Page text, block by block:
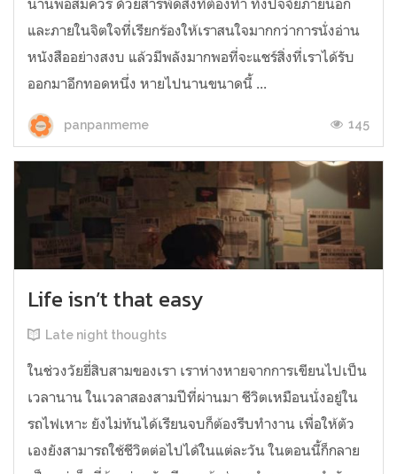
นานพอสมควร ด้วยสารพัดสิ่งที่ต้องทำ ทั้งปัจจัยภายนอก
และภายในจิตใจที่เรียกร้องให้เราสนใจมากกว่าการนั่งอ่าน
หนังสืออย่างสงบ แล้วมีพลังมากพอที่จะแชร์สิ่งที่เราได้รับ
ออกมาอีกทอดหนึ่ง หายไปนานขนาดนี้ ...
panpanmeme 145
Life isn’t that easy
Late night thoughts
ในช่วงวัยยี่สิบสามของเรา เราห่างหายจากการเขียนไปเป็น
เวลานาน ในเวลาสองสามปีที่ผ่านมา ชีวิตเหมือนนั่งอยู่ใน
รถไฟเหาะ ยังไม่ทันได้เรียนจบก็ต้องรีบทำงาน เพื่อให้ตัว
เองยังสามารถใช้ชีวิตต่อไปได้ในแต่ละวัน ในตอนนี้ก็กลาย